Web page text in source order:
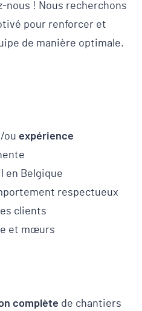
nous ! Nous recherchons
pour renforcer et
de manière optimale.
ou expérience
en Belgique
respectueux
clients
et mœurs
complète de chantiers